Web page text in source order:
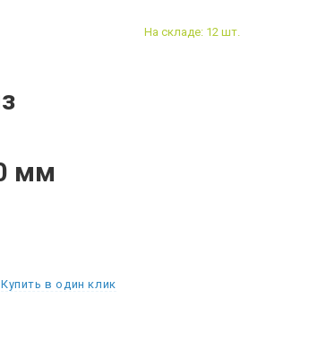
мм
На складе: 12 шт.
Купить в один клик